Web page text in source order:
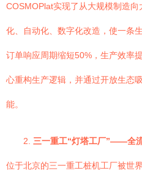
COSMOPlat实现了从大规模制造
化、自动化、数字化改造，使一条
订单响应周期缩短50%，生产效率
心重构生产逻辑，并通过开放生态
能。
2. 三一重工“灯塔工厂”——全
位于北京的三一重工桩机工厂被世